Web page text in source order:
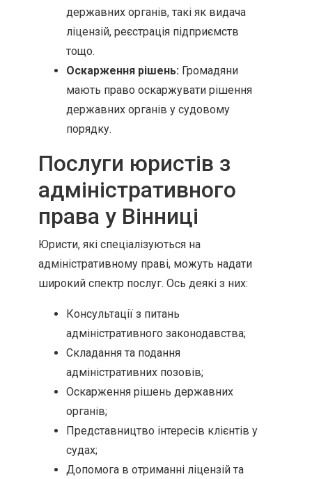
державних органів, такі як видача
ліцензій, реєстрація підприємств
тощо.
Оскарження рішень: Громадяни
мають право оскаржувати рішення
державних органів у судовому
порядку.
Послуги юристів з
адміністративного
права у Вінниці
Юристи, які спеціалізуються на
адміністративному праві, можуть надати
широкий спектр послуг. Ось деякі з них:
Консультації з питань
адміністративного законодавства;
Складання та подання
адміністративних позовів;
Оскарження рішень державних
органів;
Представництво інтересів клієнтів у
судах;
Допомога в отриманні ліцензій та